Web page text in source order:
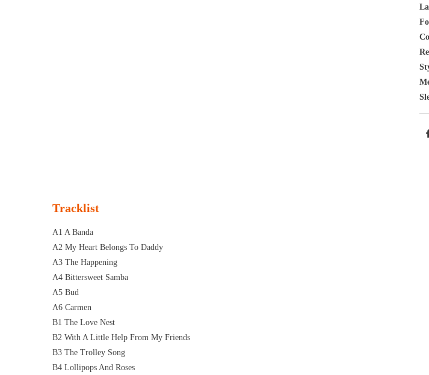
Tracklist
A1 A Banda
A2 My Heart Belongs To Daddy
A3 The Happening
A4 Bittersweet Samba
A5 Bud
A6 Carmen
B1 The Love Nest
B2 With A Little Help From My Friends
B3 The Trolley Song
B4 Lollipops And Roses